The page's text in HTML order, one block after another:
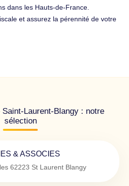
dans les Hauts-de-France.
et assurez la pérennité de votre
Laurent-Blangy : notre
sélection
& ASSOCIES
62223 St Laurent Blangy